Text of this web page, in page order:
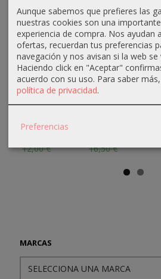
MARCAS
-5 %
Rescate en
Remsis VII
(la saga
11,40 €
12,00 €
-5 %
Infierno
Púrpura (la
saga del
16,50 €
Aunque sabemos que prefieres las
nuestras cookies son una
experiencia de compra. Nos ayudan
ofertas, recuerdan tus preferencias
navegación y nos avisan si la web se
Haciendo click en "Aceptar"
acuerdo con su uso. Para saber
política de privacidad.
Preferencias